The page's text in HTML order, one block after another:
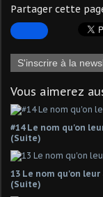
Partager cette
S'inscrire à la
Vous aimerez
#14 Le nom qu'on
(Suite)
13 Le nom qu'on
(Suite)